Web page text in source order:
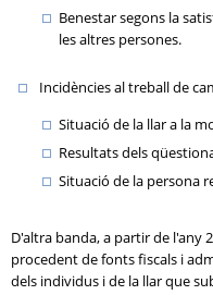
Benestar segons la
les altres persones.
Incidències al treball de
Situació de la llar a la
Resultats dels
Situació de la persona
D'altra banda, a partir de l'any
procedent de fonts fiscals i
dels individus i de la llar que